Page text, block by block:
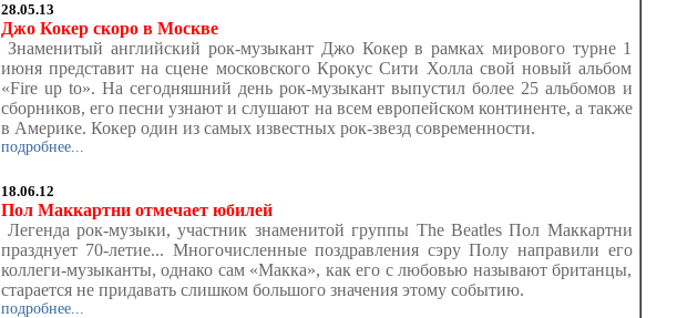
28.05.13
Джо Кокер скоро в Москве
Знаменитый английский рок-музыкант Джо Кокер в рамках мирового турне 1
июня представит на сцене московского Крокус Сити Холла свой новый альбом
«Fire up to». На сегодняшний день рок-музыкант выпустил более 25 альбомов и
сборников, его песни узнают и слушают на всем европейском континенте, а также
в Америке. Кокер один из самых известных рок-звезд современности.
подробнее...
18.06.12
Пол Маккартни отмечает юбилей
Легенда рок-музыки, участник знаменитой группы The Beatles Пол Маккартни
празднует 70-летие... Многочисленные поздравления сэру Полу направили его
коллеги-музыканты, однако сам «Макка», как его с любовью называют британцы,
старается не придавать слишком большого значения этому событию.
подробнее...